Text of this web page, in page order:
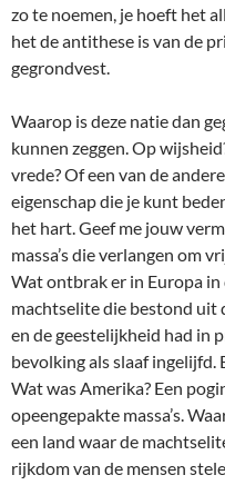
zo te noemen, je hoeft het
het de antithese is van de
gegrondvest.
Waarop is deze natie dan
kunnen zeggen. Op
vrede? Of een van de
eigenschap die je kunt
het hart. Geef me jouw
massa’s die verlangen om
Wat ontbrak er in Europa in
machtselite die bestond uit
en de geestelijkheid had in
bevolking als slaaf
Wat was Amerika? Een
opeengepakte massa’s.
een land waar de
rijkdom van de mensen